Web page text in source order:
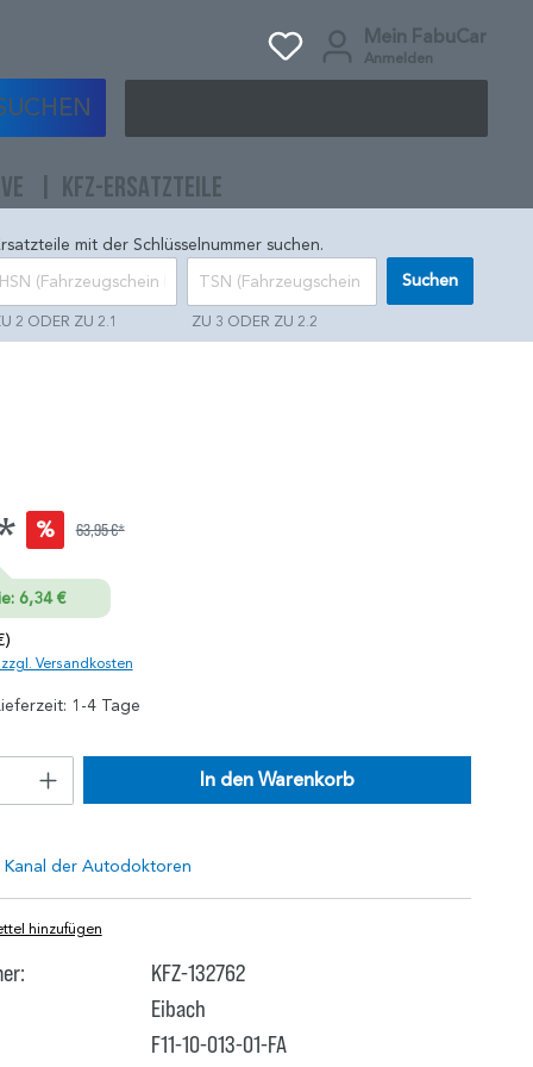
Mein FabuCar
Anmelden
KFZ-ERSATZTEILE
mit der Schlüsselnummer suchen.
2 ODER ZU 2.1 ZU 3 ODER ZU 2.2
Suchen
% 63,95 €*
6,34 €
Versandkosten
1-4 Tage
In den Warenkorb
hinzufügen
KFZ-132762
Eibach
F11-10-013-01-FA